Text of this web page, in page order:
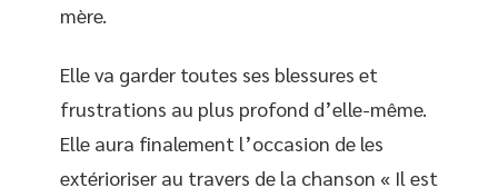
mère.
Elle va garder toutes ses blessures et
frustrations au plus profond d’elle-même.
Elle aura finalement l’occasion de les
extérioriser au travers de la chanson « Il est